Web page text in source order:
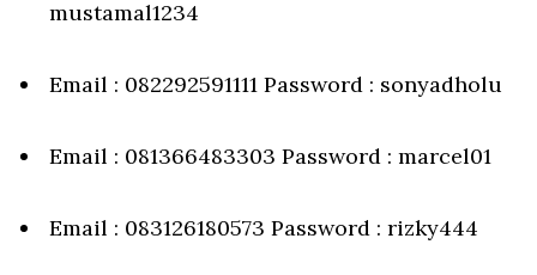
mustamal1234
Email : 082292591111 Password : sonyadholu
Email : 081366483303 Password : marcel01
Email : 083126180573 Password : rizky444